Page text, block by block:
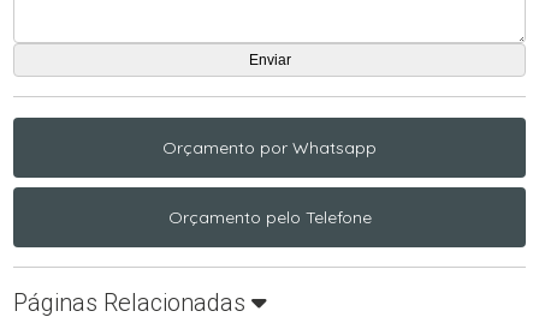
Orçamento por Whatsapp
Orçamento pelo Telefone
Páginas Relacionadas